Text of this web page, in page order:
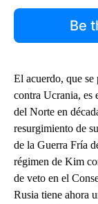
Be
El acuerdo, que
contra Ucrania, es
del Norte en
resurgimiento de
de la Guerra Fría
régimen de Kim
de veto en el
Rusia tiene ahora